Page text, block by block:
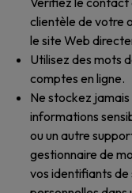
clientèle de votre
le site Web
Utilisez des mots
comptes en ligne.
Ne stockez jamais
informations
ou un autre
gestionnaire de
vos identifiants de